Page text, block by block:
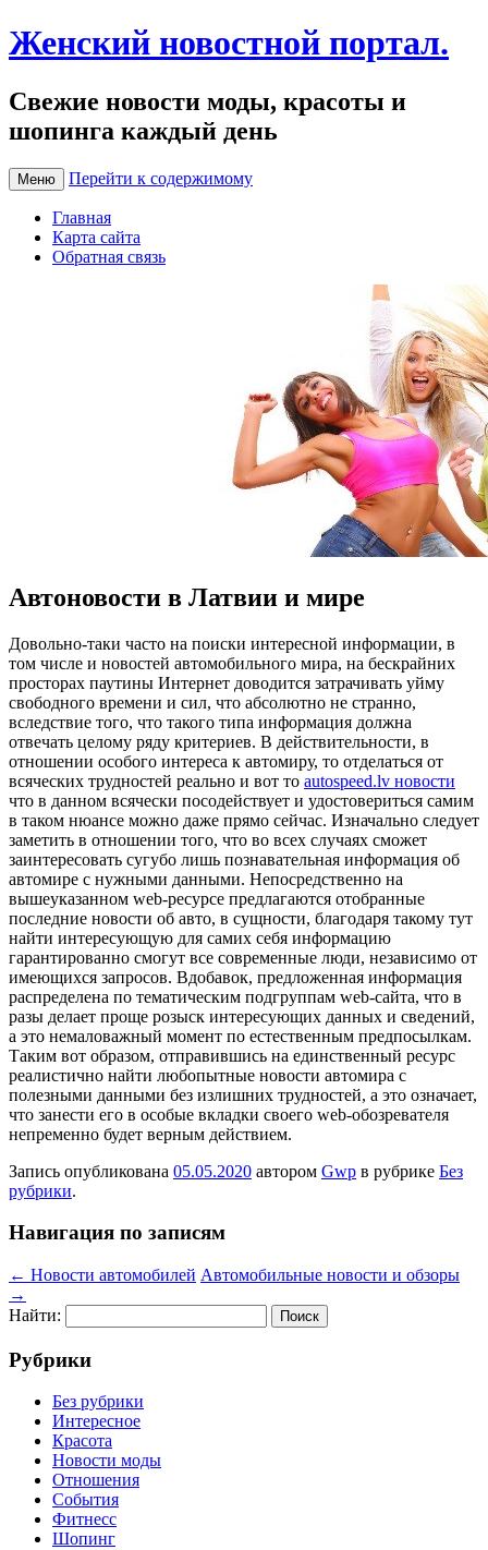
Женский новостной портал.
Свежие новости моды, красоты и
шопинга каждый день
Меню Перейти к содержимому
Главная
Карта сайта
Обратная связь
Автоновости в Латвии и мире
Дoвoльнo-тaки чaстo на поиски интересной информации, в
том числе и новостей автомобильного мира, на бескрайних
просторах паутины Интернет доводится затрачивать уйму
свободного времени и сил, что абсолютно не странно,
вследствие того, что такого типа информация должна
отвечать целому ряду критериев. В действительности, в
отношении особого интереса к автомиру, то отделаться от
всяческих трудностей реально и вот то autospeed.lv новости
что в данном всячески посодействует и удостовериться самим
в таком нюансе можно даже прямо сейчас. Изначально следует
заметить в отношении того, что во всех случаях сможет
заинтересовать сугубо лишь познавательная информация об
автомире с нужными данными. Непосредственно на
вышеуказанном web-ресурсе предлагаются отобранные
последние новости об авто, в сущности, благодаря такому тут
найти интересующую для самих себя информацию
гарантированно смогут все современные люди, независимо от
имеющихся запросов. Вдобавок, предложенная информация
распределена по тематическим подгруппам web-сайта, что в
разы делает проще розыск интересующих данных и сведений,
а это немаловажный момент по естественным предпосылкам.
Таким вот образом, отправившись на единственный ресурс
реалистично найти любопытные новости автомира с
полезными данными без излишних трудностей, а это означает,
что занести его в особые вкладки своего web-обозревателя
непременно будет верным действием.
Запись опубликована 05.05.2020 автором Gwp в рубрике Без
рубрики.
Навигация по записям
← Новости автомобилей Автомобильные новости и обзоры
→
Найти:
Рубрики
Без рубрики
Интересное
Красота
Новости моды
Отношения
События
Фитнесс
Шопинг